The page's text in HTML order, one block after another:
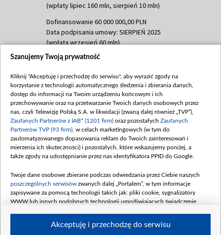
(wpłaty lipiec 160 mln, sierpień 10 mln)
Dofinansowanie 60 000 000,00 PLN
Data podpisania umowy: SIERPIEŃ 2025
(wpłata wrzesień 60 mln)
Dofinansowanie 635 783 051,21 PLN
(wpłata wrzesień 100 mln, październik 350
mln, listopad 265 mln)
Dofinansowanie 48 862 000,00 PLN
Data podpisania umowy: GRUDZIEŃ 2025
(wpłata grudzień 60,548 mln)
Dofinansowanie 900 000 000,00 PLN
Data podpisania umowy: LUTY 2026 (wpłata
kwiecień 180 mln, 7 maja 180 mln, 8
czerwca 90 mln)
Dofinansowanie 250 000 000,00 PLN
4 sierpnia 250 mln
Szanujemy Twoją prywatność
Kliknij "Akceptuję i przechodzę do serwisu", aby wyrazić zgody na
korzystanie z technologii automatycznego śledzenia i zbierania danych,
dostęp do informacji na Twoim urządzeniu końcowym i ich
przechowywanie oraz na przetwarzanie Twoich danych osobowych przez
nas, czyli Telewizję Polską S.A. w likwidacji (zwaną dalej również „TVP”),
Zaufanych Partnerów z IAB* (1201 firm) oraz pozostałych Zaufanych
Partnerów TVP (93 firm) , w celach marketingowych (w tym do
zautomatyzowanego dopasowania reklam do Twoich zainteresowań i
mierzenia ich skuteczności) i pozostałych, które wskazujemy poniżej, a
także zgody na udostępnianie przez nas identyfikatora PPID do Google.
Twoje dane osobowe zbierane podczas odwiedzania przez Ciebie naszych
poszczególnych serwisów zwanych dalej „Portalem”, w tym informacje
zapisywane za pomocą technologii takich jak: pliki cookie, sygnalizatory
WWW lub innych podobnych technologii umożliwiających świadczenie
Akceptuję i przechodzę do serwisu